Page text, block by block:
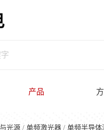
产品
光源 / 单频激光器 / 单频半导体